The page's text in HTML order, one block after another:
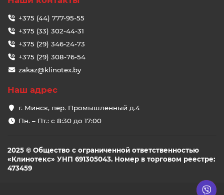
+375 (44) 777-95-55
+375 (33) 302-44-31
+375 (29) 346-24-73
+375 (29) 308-76-54
zakaz@klinotex.by
Наш адрес
г. Минск, пер. Промышленный д.4
Пн. – Пт.: с 8:30 до 17:00
2025 © Общество с ограниченной ответственностью
«Клинотекс» УНП 691305043. Номер в торговом реестре:
473459